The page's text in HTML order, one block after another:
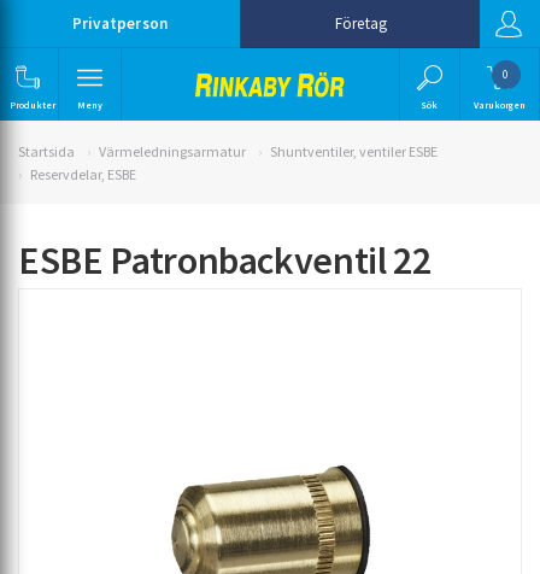
Privatperson Företag
Produkter Meny Sök
0
Varukorgen
Startsida Värmeledningsarmatur
Shuntventiler, ventiler ESBE
Reservdelar, ESBE
ESBE Patronbackventil 22